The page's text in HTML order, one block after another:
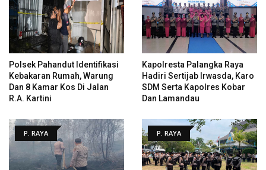
Polsek Pahandut Identifikasi
Kebakaran Rumah, Warung
Dan 8 Kamar Kos Di Jalan
R.A. Kartini
Kapolresta Palangka Raya
Hadiri Sertijab Irwasda, Karo
SDM Serta Kapolres Kobar
Dan Lamandau
P. RAYA P. RAYA